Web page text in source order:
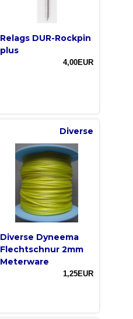
Relags DUR-Rockpin
plus
4,00EUR
Diverse
Diverse Dyneema
Flechtschnur 2mm
Meterware
1,25EUR